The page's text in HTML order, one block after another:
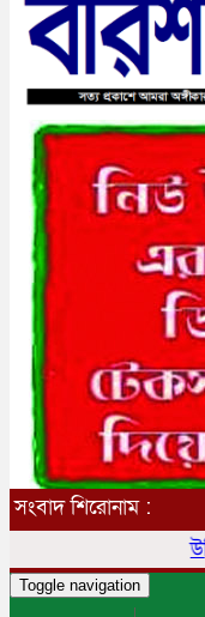
সংবাদ শিরোনাম :
উজিরপুর সাতলা
Toggle navigation